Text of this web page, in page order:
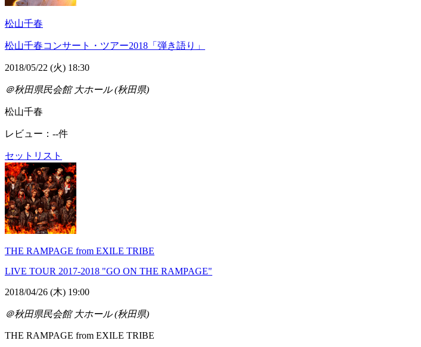
松山千春
松山千春コンサート・ツアー2018「弾き語り」
2018/05/22 (火) 18:30
＠秋田県民会館 大ホール (秋田県)
松山千春
レビュー：--件
セットリスト
THE RAMPAGE from EXILE TRIBE
LIVE TOUR 2017-2018 "GO ON THE RAMPAGE"
2018/04/26 (木) 19:00
＠秋田県民会館 大ホール (秋田県)
THE RAMPAGE from EXILE TRIBE